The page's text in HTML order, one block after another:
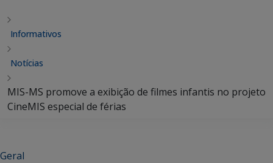
Informativos
Notícias
MIS-MS promove a exibição de filmes infantis no projeto
CineMIS especial de férias
Geral